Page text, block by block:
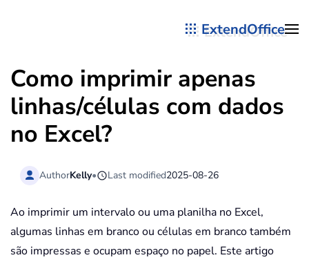
ExtendOffice
Como imprimir apenas
linhas/células com dados
no Excel?
AuthorKelly• Last modified2025-08-26
Ao imprimir um intervalo ou uma planilha no Excel,
algumas linhas em branco ou células em branco também
são impressas e ocupam espaço no papel. Este artigo